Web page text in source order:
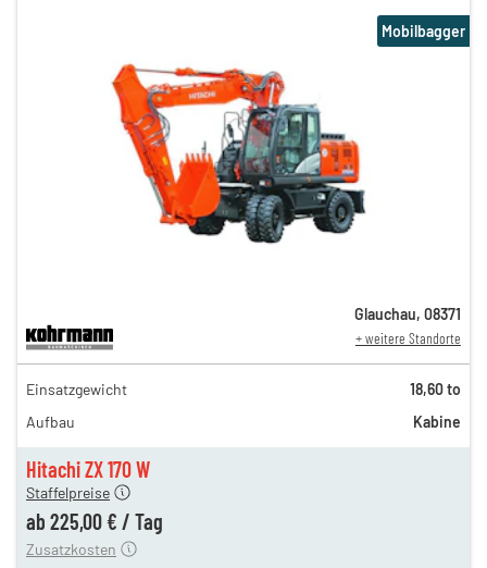
Hitachi ZX 170 W
389,00 €
324,00 €
270,00 €
Staffelpreise
ab 225,00 € / Tag
12,00 €
Zusatzkosten
Mobilbagger
Glauchau, 08371
+ weitere Standorte
Einsatzgewicht
18,60 to
Aufbau
Kabine